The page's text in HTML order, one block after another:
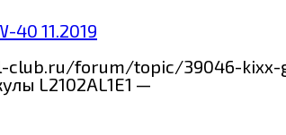
40 11.2019
forum/topic/39046-kixx-
L2102AL1E1 —